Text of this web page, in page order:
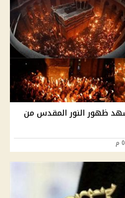
ظهور النور المقدس من